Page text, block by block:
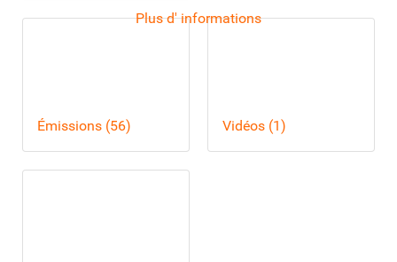
Émissions (56) Vidéos (1)
Plus d' informations